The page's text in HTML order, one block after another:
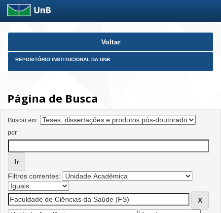
Skip
Voltar
REPOSITÓRIO INSTITUCIONAL DA UNB
Página de Busca
Buscar em:
por
Filtros correntes: